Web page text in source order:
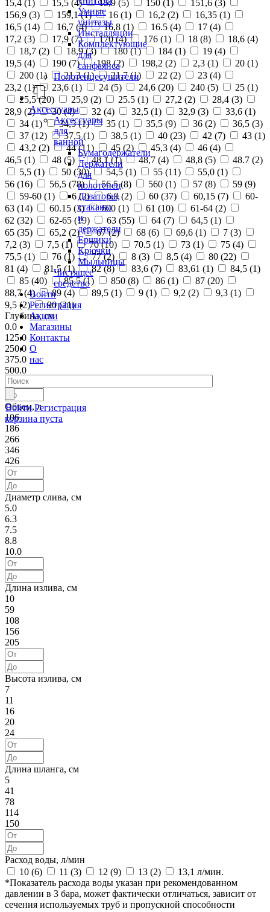
Умные
унитазы
Инсталляции
Комплектующие
для
санфаянса
Полотенцесушители
Аксессуары
Аксессуары
для
ванной
Бумагодержатели
Держатели
для
полотенец
Дозаторы,
стаканы
и
держатели
Ершики
Крючки
Мыльницы
Чистящее
средство
Войти
Регистрация
Акции
Магазины
Контакты
О
нас
Войти Регистрация
корзина пуста
15,4 (1 ) 15,5 (4) 15,9 (5) 150 (1 ) 151,6 (3)
156,9 (3) 159,1 (1) 16 (1) 16,2 (2) 16,35 (1)
16,5 (14) 16,7 (4) 16,8 (1) 16.5 (4) 17 (4)
17,2 (3) 17,9 (7) 170 (4) 176 (1) 18 (8) 18,6 (4)
18,7 (2) 18,9 (3) 180 (1) 184 (1) 19 (4)
19,5 (4) 190 (7) 198 (2) 198,2 (2) 2,3 (1) 20 (1)
200 (1) 21,3 (1) 21,7 (1) 22 (2) 23 (4)
23,2 (1) 23,6 (1) 24 (5) 24,6 (20) 240 (5) 25 (1)
25,5 (20) 25,9 (2) 25.5 (1) 27,2 (2) 28,4 (3)
28,9 (2) 30 (4) 32 (4) 32,5 (1) 32,9 (3) 33,6 (1)
34 (1) 34,5 (1) 35 (1) 35,5 (9) 36 (2) 36,5 (3)
37 (12) 37,5 (1) 38,5 (1) 40 (23) 42 (7) 43 (1)
43,2 (2) 44 (11) 45 (2) 45,3 (4) 46 (4)
46,5 (1) 48 (5) 48,1 (1) 48,7 (4) 48,8 (5) 48.7 (2)
5,5 (1) 50 (30) 54,5 (1) 55 (11) 55,0 (1)
56 (16) 56,5 (78) 56.5 (8) 560 (1) 57 (8) 59 (9)
59-60 (1) 6 (2) 6,9 (2) 60 (37) 60,15 (7)
60-
63 (14) 60.15 (3) 600 (1) 61 (10) 61-64 (2)
62 (32) 62-65 (19) 63 (55) 64 (7) 64,5 (1)
65 (35) 65,2 (2) 67 (2) 68 (6) 69,6 (1) 7 (3)
7,2 (3) 7,5 (1) 70 (10) 70.5 (1) 73 (1) 75 (4)
75,5 (1) 76 (1) 77 (2) 8 (3) 8,5 (4) 80 (22)
81 (4) 81,5 (1) 82 (8) 83,6 (7) 83,61 (1) 84,5 (1)
85 (40) 85,5 (1) 850 (8) 86 (1) 87 (20)
88,7 (4) 89 (4) 89,5 (1) 9 (1) 9,2 (2) 9,3 (1)
9,5 (2) 90 (21)
Глубина, см
0.0
125.0
250.0
375.0
500.0
Объем, л
106
186
266
346
426
Диаметр слива, см
5.0
6.3
7.5
8.8
10.0
Длина излива, см
10
59
108
156
205
Высота излива, см
7
11
16
20
24
Длина шланга, см
5
41
78
114
150
Расход воды, л/мин
10 (6) 11 (3) 12 (9) 13 (2)
13,1 л/мин.
*Показатель расхода воды указан при рекомендованном
давлении в 3 бара, может фактически отличаться, зависит от
сечения используемых труб и пропускной способности